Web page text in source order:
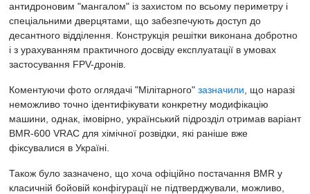
антидроновим "мангалом" із захистом по всьому периметру і
спеціальними дверцятами, що забезпечують доступ до
десантного відділення. Конструкція решітки виконана добротно
і з урахуванням практичного досвіду експлуатації в умовах
застосування FPV-дронів.
Коментуючи фото оглядачі "Мілітарного" зазначили , що наразі
неможливо точно ідентифікувати конкретну модифікацію
машини, однак, імовірно, український підрозділ отримав варіант
BMR-600 VRAC для хімічної розвідки, які раніше вже
фіксувалися в Україні.
Також було зазначено, що хоча офіційно постачання BMR у
класичній бойовій конфігурації не підтверджували, можливо,